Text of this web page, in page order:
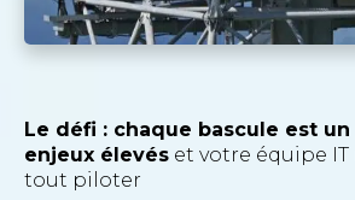
Le défi : chaque bascule est
enjeux élevés et votre équipe
tout piloter